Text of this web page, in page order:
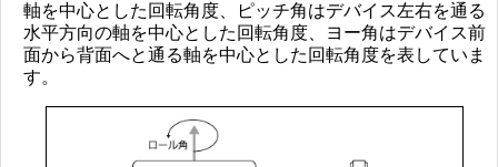
軸を中心とした回転角度、ピッチ角はデバイス左右を通る
水平方向の軸を中心とした回転角度、ヨー角はデバイス前
面から背面へと通る軸を中心とした回転角度を表していま
す。